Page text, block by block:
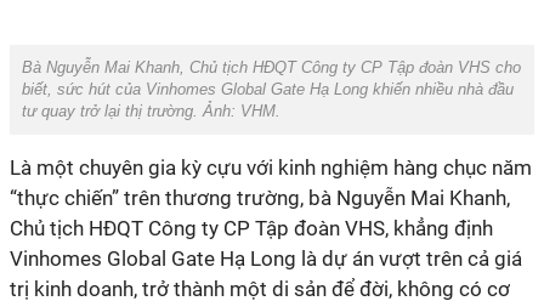
Bà Nguyễn Mai Khanh, Chủ tịch HĐQT Công ty CP Tập đoàn VHS cho
biết, sức hút của Vinhomes Global Gate Hạ Long khiến nhiều nhà đầu
tư quay trở lại thị trường. Ảnh: VHM.
Là một chuyên gia kỳ cựu với kinh nghiệm hàng chục năm
“thực chiến” trên thương trường, bà Nguyễn Mai Khanh,
Chủ tịch HĐQT Công ty CP Tập đoàn VHS, khẳng định
Vinhomes Global Gate Hạ Long là dự án vượt trên cả giá
trị kinh doanh, trở thành một di sản để đời, không có cơ